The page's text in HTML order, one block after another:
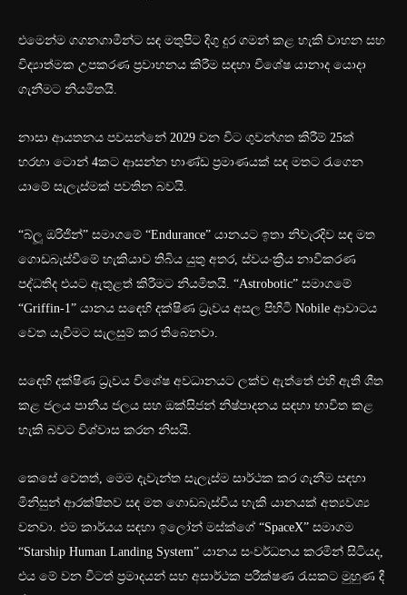
එමෙන්ම ගගනගාමීන්ට සඳ මතුපිට දිගු දුර ගමන් කළ හැකි වාහන සහ
විද්‍යාත්මක උපකරණ ප්‍රවාහනය කිරීම සඳහා විශේෂ යානාද යොදා
ගැනීමට නියමිතයි.
නාසා ආයතනය පවසන්නේ 2029 වන විට ගුවන්ගත කිරීම් 25ක්
හරහා ටොන් 4කට ආසන්න භාණ්ඩ ප්‍රමාණයක් සඳ මතට රැගෙන
යාමේ සැලැස්මක් පවතින බවයි.
“බ්ලූ ඔරිජින්” සමාගමේ “Endurance” යානයට ඉතා නිවැරදිව සඳ මත
ගොඩබැස්වීමේ හැකියාව තිබිය යුතු අතර, ස්වයංක්‍රීය නාවිකරණ
පද්ධතිද එයට ඇතුළත් කිරීමට නියමිතයි. “Astrobotic” සමාගමේ
“Griffin-1” යානය සඳෙහි දක්ෂිණ ධ්‍රැවය අසල පිහිටි Nobile ආවාටය
වෙත යැවීමට සැලසුම් කර තිබෙනවා.
සඳෙහි දක්ෂිණ ධ්‍රැවය විශේෂ අවධානයට ලක්ව ඇත්තේ එහි ඇති ශීත
කළ ජලය පානීය ජලය සහ ඔක්සිජන් නිෂ්පාදනය සඳහා භාවිත කළ
හැකි බවට විශ්වාස කරන නිසයි.
කෙසේ වෙතත්, මෙම දැවැන්ත සැලැස්ම සාර්ථක කර ගැනීම සඳහා
මිනිසුන් ආරක්ෂිතව සඳ මත ගොඩබැස්විය හැකි යානයක් අත්‍යවශ්‍ය
වනවා. එම කාර්යය සඳහා ඉලෝන් මස්ක්ගේ “SpaceX” සමාගම
“Starship Human Landing System” යානය සංවර්ධනය කරමින් සිටියද,
එය මේ වන විටත් ප්‍රමාදයන් සහ අසාර්ථක පරීක්ෂණ රැසකට මුහුණ දී